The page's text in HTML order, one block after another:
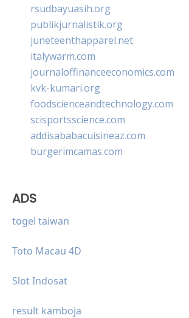
rsudbayuasih.org
publikjurnalistik.org
juneteenthapparel.net
italywarm.com
journaloffinanceeconomics.com
kvk-kumari.org
foodscienceandtechnology.com
scisportsscience.com
addisababacuisineaz.com
burgerimcamas.com
ADS
togel taiwan
Toto Macau 4D
Slot Indosat
result kamboja